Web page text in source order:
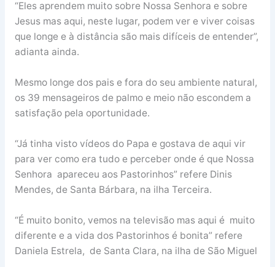
“Eles aprendem muito sobre Nossa Senhora e sobre
Jesus mas aqui, neste lugar, podem ver e viver coisas
que longe e à distância são mais difíceis de entender”,
adianta ainda.
Mesmo longe dos pais e fora do seu ambiente natural,
os 39 mensageiros de palmo e meio não escondem a
satisfação pela oportunidade.
“Já tinha visto vídeos do Papa e gostava de aqui vir
para ver como era tudo e perceber onde é que Nossa
Senhora apareceu aos Pastorinhos” refere Dinis
Mendes, de Santa Bárbara, na ilha Terceira.
“É muito bonito, vemos na televisão mas aqui é muito
diferente e a vida dos Pastorinhos é bonita” refere
Daniela Estrela, de Santa Clara, na ilha de São Miguel